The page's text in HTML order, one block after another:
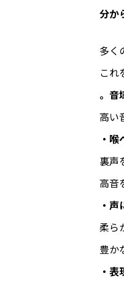
分か
多く
これ
。音
高い
・
裏声
高音
・
柔ら
豊か
・